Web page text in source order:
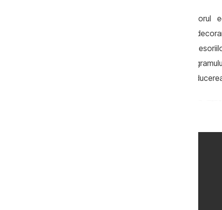
Conform caietului de sarcini,
acțiuni: închirierea locației; servicii de
tehnic; închirierea mobilierului și
elaborarea scenariului; asigurarea
servicii de design; servicii de tipar și